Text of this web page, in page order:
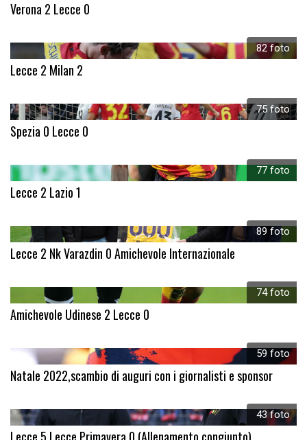
Verona 2 Lecce 0
82 foto
Lecce 2 Milan 2
75 foto
Spezia 0 Lecce 0
77 foto
Lecce 2 Lazio 1
89 foto
Lecce 2 Nk Varazdin 0 Amichevole Internazionale
74 foto
Amichevole Udinese 2 Lecce 0
59 foto
Natale 2022,scambio di auguri con i giornalisti e sponsor
43 foto
Lecce 5 Lecce Primavera 0 (Allenamento congiunto)